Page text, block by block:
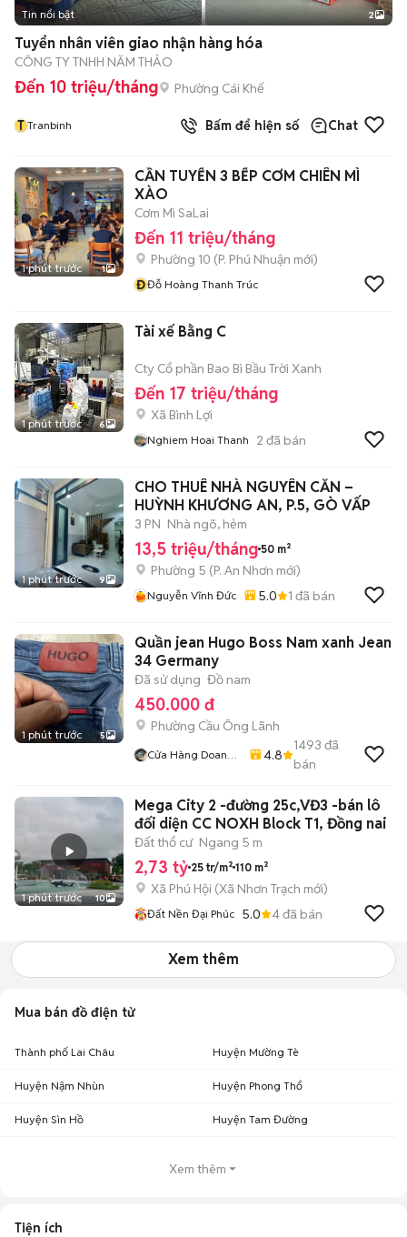
Tin nổi bật 2
Tuyển nhân viên giao nhận hàng hóa
CÔNG TY TNHH NĂM THẢO
Đến 10 triệu/tháng Phường Cái Khế
T Tranbinh Bấm để hiện số Chat
1 phút trước 1
CẦN TUYỂN 3 BẾP CƠM CHIÊN MÌ
XÀO
Cơm Mì SaLai
Đến 11 triệu/tháng
Phường 10 (P. Phú Nhuận mới)
ĐĐỗ Hoàng Thanh Trúc
1 phút trước 6
Tài xế Bằng C
Cty Cổ phần Bao Bì Bầu Trời Xanh
Đến 17 triệu/tháng
Xã Bình Lợi
Nghiem Hoai Thanh 2 đã bán
1 phút trước 9
CHO THUÊ NHÀ NGUYÊN CĂN –
HUỲNH KHƯƠNG AN, P.5, GÒ VẤP
3 PN Nhà ngõ, hẻm
13,5 triệu/tháng 50 m²
Phường 5 (P. An Nhơn mới)
Nguyễn Vĩnh Đức 5.0 1 đã bán
1 phút trước 5
Quần jean Hugo Boss Nam xanh Jean
34 Germany
Đã sử dụng Đồ nam
450.000 đ
Phường Cầu Ông Lãnh
Cửa Hàng Doan
4.8
1493 đã
bán
1 phút trước 10
Mega City 2 -đường 25c,VĐ3 -bán lô
đối diện CC NOXH Block T1, Đồng nai
Đất thổ cư Ngang 5 m
2,73 tỷ 25 tr/m² 110 m²
Xã Phú Hội (Xã Nhơn Trạch mới)
Đất Nền Đại Phúc 5.0 4đã bán
Xem thêm
Mua bán đồ điện tử
Thành phố Lai Châu Huyện Mường Tè
Huyện Nậm Nhùn Huyện Phong Thổ
Huyện Sìn Hồ Huyện Tam Đường
Xem thêm
Tiện ích